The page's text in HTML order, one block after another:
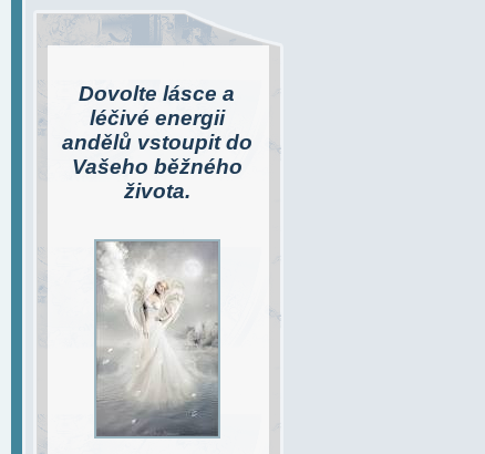
Dovolte lásce a
léčivé energii
andělů vstoupit do
Vašeho běžného
života.